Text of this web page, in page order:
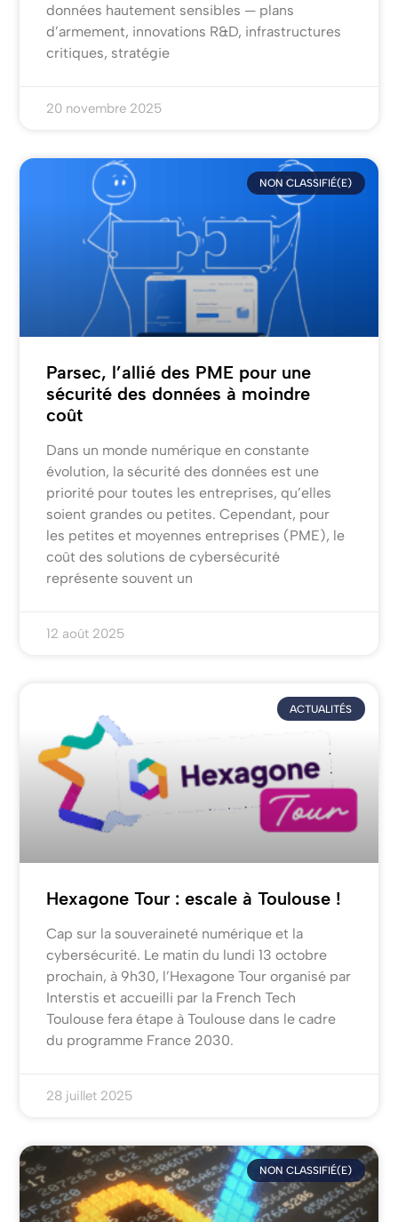
données hautement sensibles — plans
d’armement, innovations R&D, infrastructures
critiques, stratégie
20 novembre 2025
NON CLASSIFIÉ(E)
Parsec, l’allié des PME pour une
sécurité des données à moindre
coût
Dans un monde numérique en constante
évolution, la sécurité des données est une
priorité pour toutes les entreprises, qu’elles
soient grandes ou petites. Cependant, pour
les petites et moyennes entreprises (PME), le
coût des solutions de cybersécurité
représente souvent un
12 août 2025
ACTUALITÉS
Hexagone Tour : escale à Toulouse !
Cap sur la souveraineté numérique et la
cybersécurité. Le matin du lundi 13 octobre
prochain, à 9h30, l’Hexagone Tour organisé par
Interstis et accueilli par la French Tech
Toulouse fera étape à Toulouse dans le cadre
du programme France 2030.
28 juillet 2025
NON CLASSIFIÉ(E)